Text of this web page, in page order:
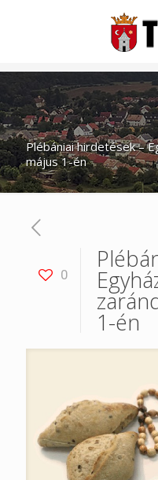
Plébániai hirdetések –
május 1-én
0
1-én